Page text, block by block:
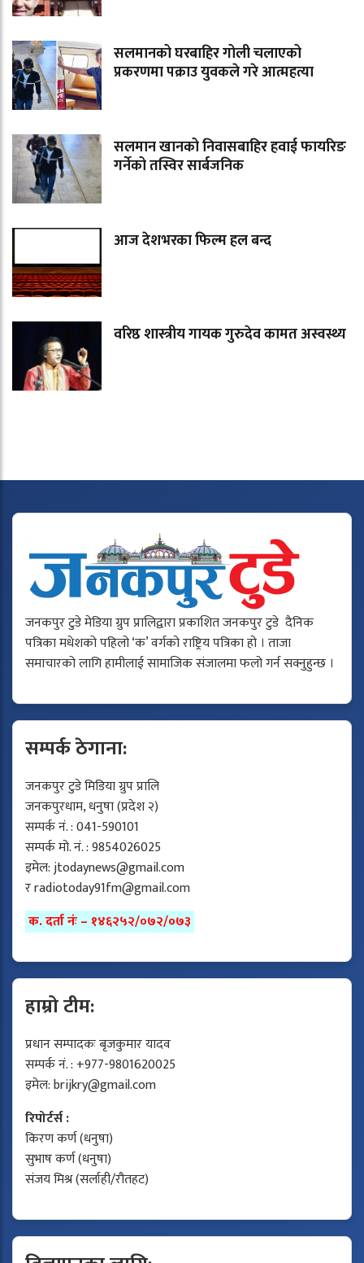
सलमानको घरबाहिर गोली चलाएको
प्रकरणमा पक्राउ युवकले गरे आत्महत्या
सलमान खानको निवासबाहिर हवाई फायरिङ
गर्नेको तस्विर सार्बजनिक
आज देशभरका फिल्म हल बन्द
वरिष्ठ शास्त्रीय गायक गुरुदेव कामत अस्वस्थ्य
जनकपुर टुडे मेडिया ग्रुप प्रालिद्वारा प्रकाशित जनकपुर टुडे दैनिक
पत्रिका मधेशको पहिलो ‘क’ वर्गको राष्ट्रिय पत्रिका हो । ताजा
समाचारको लागि हामीलाई सामाजिक संजालमा फलो गर्न सक्नुहुन्छ ।
सम्पर्क ठेगाना:
जनकपुर टुडे मिडिया ग्रुप प्रालि
जनकपुरधाम, धनुषा (प्रदेश २)
सम्पर्क नं. : 041-590101
सम्पर्क मो. नं. : 9854026025
इमेल:jtodaynews@gmail.com
रradiotoday91fm@gmail.com
क. दर्ता नंः – १४६२५२/०७२/०७३
हाम्रो टीम:
प्रधान सम्पादकः बृजकुमार यादव
सम्पर्क नं. : +977-9801620025
इमेल:brijkry@gmail.com
रिपोर्टर्स :
किरण कर्ण (धनुषा)
सुभाष कर्ण (धनुषा)
संजय मिश्र (सर्लाही/रौतहट)